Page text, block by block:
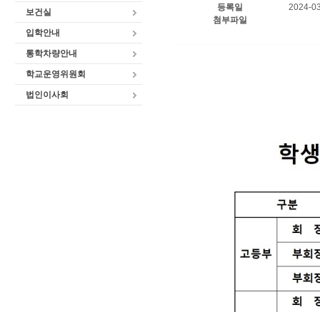
보건실
입학안내
통학차량안내
학교운영위원회
법인이사회
등록일
2024-
첨부파일